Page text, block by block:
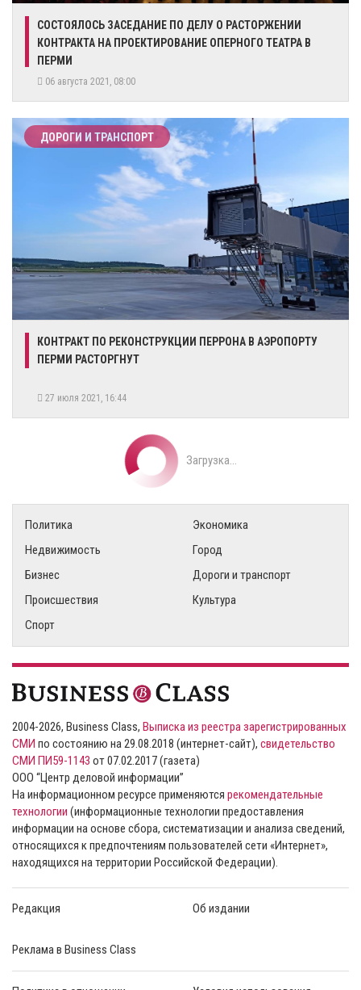
СОСТОЯЛОСЬ ЗАСЕДАНИЕ ПО ДЕЛУ О РАСТОРЖЕНИИ
КОНТРАКТА НА ПРОЕКТИРОВАНИЕ ОПЕРНОГО ТЕАТРА В
ПЕРМИ
06 августа 2021, 08:00
ДОРОГИ И ТРАНСПОРТ
КОНТРАКТ ПО РЕКОНСТРУКЦИИ ПЕРРОНА В АЭРОПОРТУ
ПЕРМИ РАСТОРГНУТ
27 июля 2021, 16:44
Загрузка...
Политика
Экономика
Недвижимость
Город
Бизнес
Дороги и транспорт
Происшествия
Культура
Спорт
2004-2026, Business Class, Выписка из реестра зарегистрированных
СМИ по состоянию на 29.08.2018 (интернет-сайт), свидетельство
СМИ ПИ59-1143 от 07.02.2017 (газета)
ООО “Центр деловой информации”
На информационном ресурсе применяются рекомендательные
технологии (информационные технологии предоставления
информации на основе сбора, систематизации и анализа сведений,
относящихся к предпочтениям пользователей сети «Интернет»,
находящихся на территории Российской Федерации).
Редакция Об издании
Реклама в Business Class